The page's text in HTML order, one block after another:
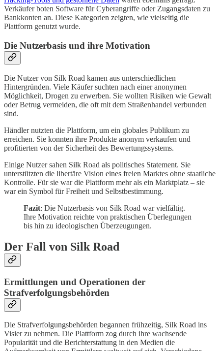
Verkäufer boten Software für Cyberangriffe oder Zugangsdaten zu
Bankkonten an. Diese Kategorien zeigten, wie vielseitig die
Plattform genutzt wurde.
Die Nutzerbasis und ihre Motivation
Die Nutzer von Silk Road kamen aus unterschiedlichen
Hintergründen. Viele Käufer suchten nach einer anonymen
Möglichkeit, Drogen zu erwerben. Sie wollten Risiken wie Gewalt
oder Betrug vermeiden, die oft mit dem Straßenhandel verbunden
sind.
Händler nutzten die Plattform, um ein globales Publikum zu
erreichen. Sie konnten ihre Produkte anonym verkaufen und
profitierten von der Sicherheit des Bewertungssystems.
Einige Nutzer sahen Silk Road als politisches Statement. Sie
unterstützten die libertäre Vision eines freien Marktes ohne staatliche
Kontrolle. Für sie war die Plattform mehr als ein Marktplatz – sie
war ein Symbol für Freiheit und Selbstbestimmung.
Fazit: Die Nutzerbasis von Silk Road war vielfältig.
Ihre Motivation reichte von praktischen Überlegungen
bis hin zu ideologischen Überzeugungen.
Der Fall von Silk Road
Ermittlungen und Operationen der
Strafverfolgungsbehörden
Die Strafverfolgungsbehörden begannen frühzeitig, Silk Road ins
Visier zu nehmen. Die Plattform zog durch ihre wachsende
Popularität und die Berichterstattung in den Medien die